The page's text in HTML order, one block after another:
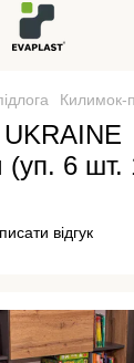
Килимок-
6 шт.
відгук